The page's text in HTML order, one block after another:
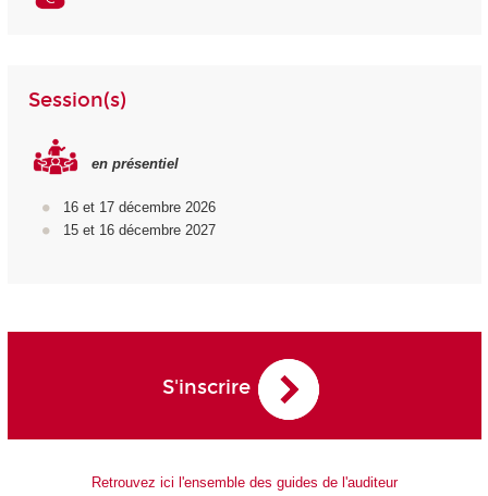
Session(s)
en présentiel
16 et 17 décembre 2026
15 et 16 décembre 2027
S'inscrire
Retrouvez ici l'ensemble des guides de l'auditeur